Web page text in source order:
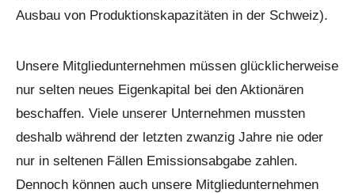
Ausbau von Produktionskapazitäten in der Schweiz).
Unsere Mitgliedunternehmen müssen glücklicherweise
nur selten neues Eigenkapital bei den Aktionären
beschaffen. Viele unserer Unternehmen mussten
deshalb während der letzten zwanzig Jahre nie oder
nur in seltenen Fällen Emissionsabgabe zahlen.
Dennoch können auch unsere Mitgliedunternehmen